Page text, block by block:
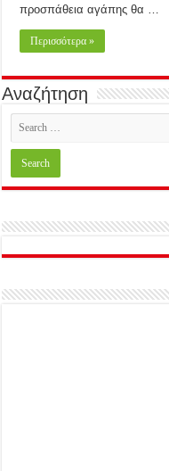
προσπάθεια αγάπης θα …
Περισσότερα »
Αναζήτηση